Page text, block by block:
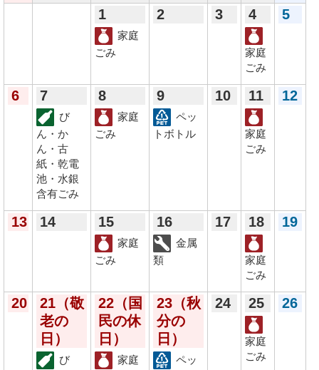
1
家庭
ごみ
2 3 4
家庭
ごみ
5
6 7
び
ん・か
ん・古
紙・乾電
池・水銀
含有ごみ
8
家庭
ごみ
9
ペッ
トボトル
10 11
家庭
ごみ
12
13 14 15
家庭
ごみ
16
金属
類
17 18
家庭
ごみ
19
20 21 （敬
老の
日）
び
22 （国
民の休
日）
家庭
23 （秋
分の
日）
ペッ
24 25
家庭
ごみ
26